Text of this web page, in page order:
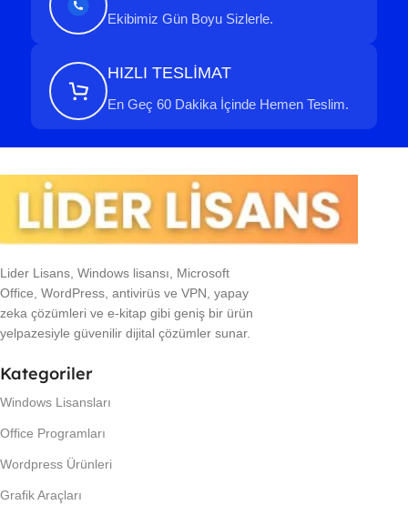
Ekibimiz Gün Boyu Sizlerle.
HIZLI TESLİMAT
En Geç 60 Dakika İçinde Hemen Teslim.
Lider Lisans, Windows lisansı, Microsoft
Office, WordPress, antivirüs ve VPN, yapay
zeka çözümleri ve e-kitap gibi geniş bir ürün
yelpazesiyle güvenilir dijital çözümler sunar.
Kategoriler
Windows Lisansları
Office Programları
Wordpress Ürünleri
Grafik Araçları